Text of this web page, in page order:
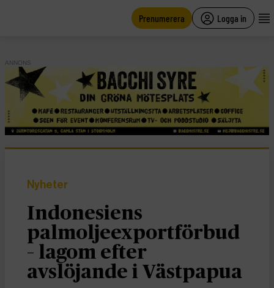
Prenumerera Logga in
ANNONS
Nyheter
Indonesiens
palmoljeexportförbud
– lagom efter
avslöjande i Västpapua